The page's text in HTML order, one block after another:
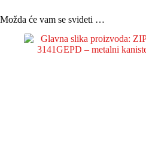
Možda će vam se svideti …